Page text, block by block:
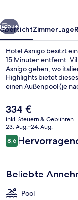
Weiter
53+
ÜbersichtZimmerLage
Hotel Asnigo besitzt
15 Minuten entfernt:
Asnigo gehen, wo
Highlights bietet
einen Außenpool (je
Bewertungen von
Der
aktuelle
Preis
beträgt
334 €.
334 €
inkl. Steuern & Gebühren
23. Aug.–24. Aug.
Bewertungen
8,68,6 von 10.
Beliebte
Pool